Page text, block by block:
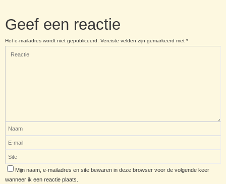
Geef een reactie
Het e-mailadres wordt niet gepubliceerd. Vereiste velden zijn gemarkeerd met *
Mijn naam, e-mailadres en site bewaren in deze browser voor de volgende keer
wanneer ik een reactie plaats.